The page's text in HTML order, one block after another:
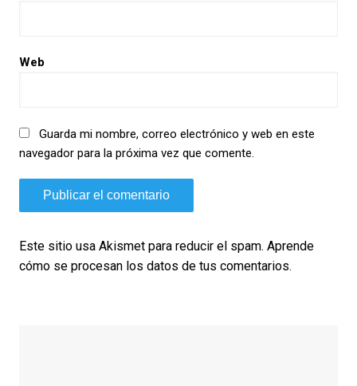
Web
Guarda mi nombre, correo electrónico y web en este
navegador para la próxima vez que comente.
Este sitio usa Akismet para reducir el spam. Aprende
cómo se procesan los datos de tus comentarios.